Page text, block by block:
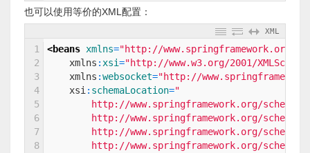
也可以使用等价的XML配置：
XML
1
2
3
4
5
6
7
8
<beans xmlns="http://www.springframework.org/
xmlns : xsi="http://www.w3.org/2001/
xmlns :websocket="http://
xsi : schemaLocation="
http://www.springframework.org/schema/
http://www.springframework.org/schema/
http://www.springframework.org/schema/
http://www.springframework.org/schema/